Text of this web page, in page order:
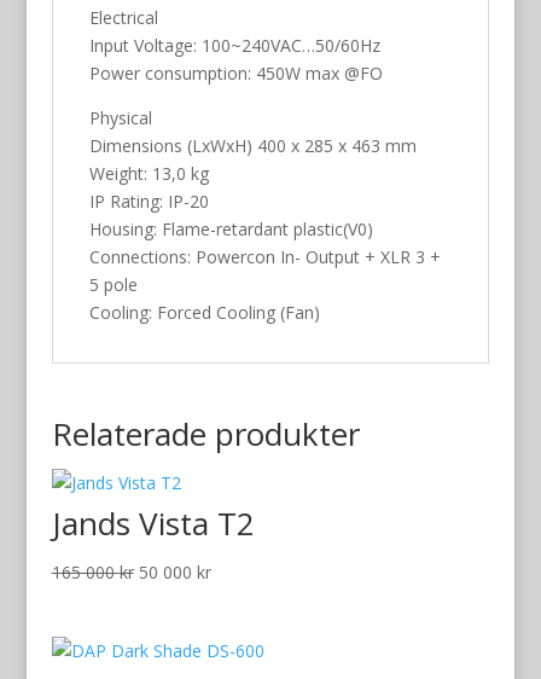
Electrical
Input Voltage: 100~240VAC…50/60Hz
Power consumption: 450W max @FO
Physical
Dimensions (LxWxH) 400 x 285 x 463 mm
Weight: 13,0 kg
IP Rating: IP-20
Housing: Flame-retardant plastic(V0)
Connections: Powercon In- Output + XLR 3 +
5 pole
Cooling: Forced Cooling (Fan)
Relaterade produkter
Jands Vista T2
165 000kr Det
var:
50 000 krDet
är: